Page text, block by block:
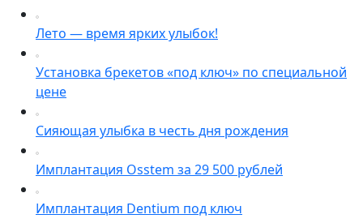
Лето — время ярких улыбок!
Установка брекетов «под ключ» по специальной
цене
Сияющая улыбка в честь дня рождения
Имплантация Osstem за 29 500 рублей
Имплантация Dentium под ключ